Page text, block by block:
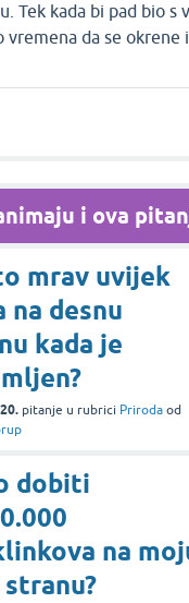
Tek kada bi pad bio s
vremena da se okrene
i ova
mrav uvijek
na desnu
kada je
pitanje u rubrici Priroda od
dobiti
na